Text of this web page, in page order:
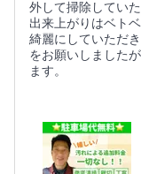
外して掃除していた
出来上がりはベト
綺麗にしていただ
をお願いしました
ます。